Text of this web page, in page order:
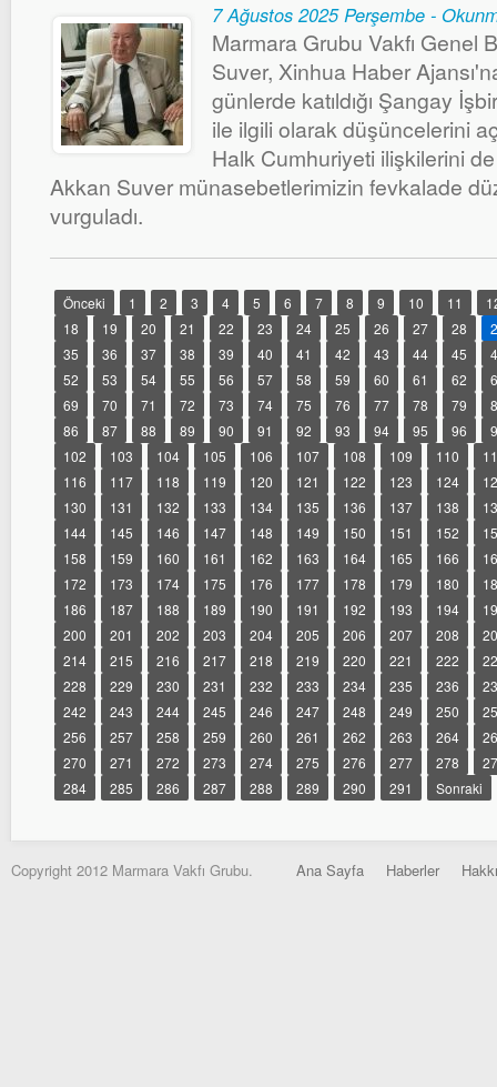
7 Ağustos 2025 Perşembe -
Marmara Grubu Vakfı Genel
Suver, Xinhua Haber
günlerde katıldığı Şangay
ile ilgili olarak düşüncelerini
Halk Cumhuriyeti ilişkilerini
Akkan Suver münasebetlerimizin fevkalade
vurguladı.
Önceki 1 2 3 4 5 6 7 8 9 10 11
18
19 20 21 22 23 24 25 26 27 28
35
36 37 38 39 40 41 42 43 44 45
52
53 54 55 56 57 58 59 60 61 62
69
70 71 72 73 74 75 76 77 78 79
86
87 88 89 90 91 92 93 94 95 96
102
103 104 105 106 107 108 109 110
116
117 118 119 120 121 122 123 124
130
131 132 133 134 135 136 137 138
144
145 146 147 148 149 150 151 152
158
159 160 161 162 163 164 165 166
172
173 174 175 176 177 178 179 180
186
187 188 189 190 191 192 193 194
200
201 202 203 204 205 206 207 208
214
215 216 217 218 219 220 221 222
228
229 230 231 232 233 234 235 236
242
243 244 245 246 247 248 249 250
256
257 258 259 260 261 262 263 264
270
271 272 273 274 275 276 277 278
284
285 286 287 288 289 290 291 Sonraki
Copyright 2012 Marmara Vakfı Grubu. Ana Sayfa Haberler